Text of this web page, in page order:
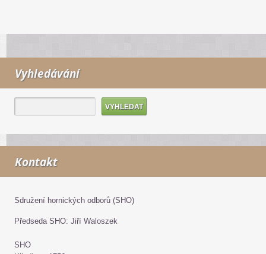
Vyhledávání
Kontakt
Sdružení hornických odborů (SHO)
Předseda SHO: Jiří Waloszek
SHO